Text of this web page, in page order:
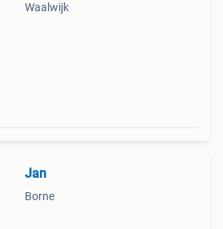
Waalwijk
Jan
Borne